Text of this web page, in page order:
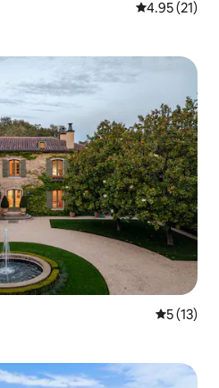
Calificación
4.95 (21)
5 (13)